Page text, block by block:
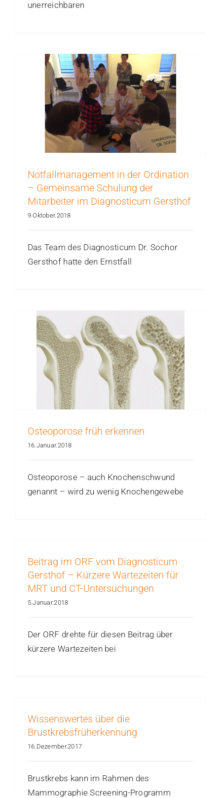
unerreichbaren
Notfallmanagement in der Ordination
– Gemeinsame Schulung der
Mitarbeiter im Diagnosticum Gersthof
9.Oktober.2018
Das Team des Diagnosticum Dr. Sochor
Gersthof hatte den Ernstfall
Osteoporose früh erkennen
16.Januar.2018
Osteoporose – auch Knochenschwund
genannt – wird zu wenig Knochengewebe
Beitrag im ORF vom Diagnosticum
Gersthof – Kürzere Wartezeiten für
MRT und CT-Untersuchungen
5.Januar.2018
Der ORF drehte für diesen Beitrag über
kürzere Wartezeiten bei
Wissenswertes über die
Brustkrebsfrüherkennung
16.Dezember.2017
Brustkrebs kann im Rahmen des
Mammographie Screening-Programm